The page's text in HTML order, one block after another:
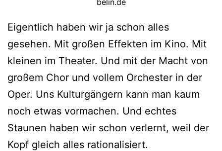
Eigentlich haben wir ja schon alles
gesehen. Mit großen Effekten im Kino. Mit
kleinen im Theater. Und mit der Macht von
großem Chor und vollem Orchester in der
Oper. Uns Kulturgängern kann man kaum
noch etwas vormachen. Und echtes
Staunen haben wir schon verlernt, weil der
Kopf gleich alles rationalisiert.